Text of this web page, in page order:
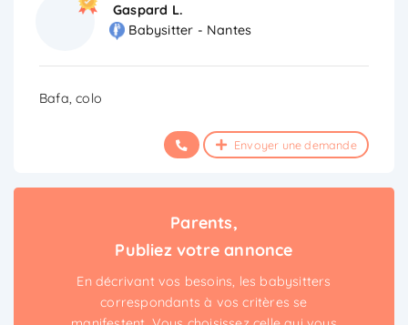
Gaspard L.
Babysitter - Nantes
Bafa, colo
Envoyer une demande
Parents,
Publiez votre annonce
En décrivant vos besoins, les babysitters
correspondants à vos critères se